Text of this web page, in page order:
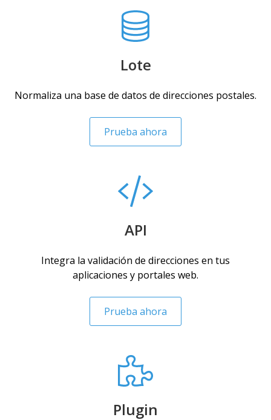
Lote
Normaliza una base de datos de direcciones postales.
Prueba ahora
API
Integra la validación de direcciones en tus
aplicaciones y portales web.
Prueba ahora
Plugin